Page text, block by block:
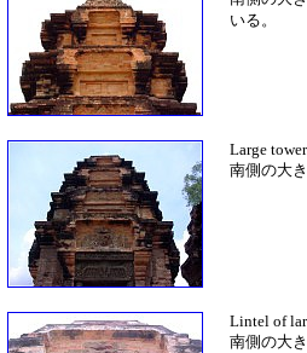
いる。
Large
南側の大
Lintel of
南側の大